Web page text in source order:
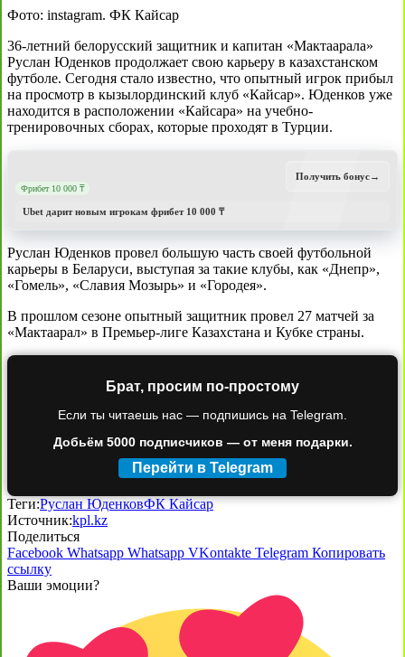
Фото: instagram. ФК Кайсар
36-летний белорусский защитник и капитан «Мактаарала»
Руслан Юденков продолжает свою карьеру в казахстанском
футболе. Сегодня стало известно, что опытный игрок прибыл
на просмотр в кызылординский клуб «Кайсар». Юденков уже
находится в расположении «Кайсара» на учебно-
тренировочных сборах, которые проходят в Турции.
Фрибет 10 000 ₸
Ubet дарит новым игрокам фрибет 10 000 ₸
Получить бонус→
Руслан Юденков провел большую часть своей футбольной
карьеры в Беларуси, выступая за такие клубы, как «Днепр»,
«Гомель», «Славия Мозырь» и «Городея».
В прошлом сезоне опытный защитник провел 27 матчей за
«Мактаарал» в Премьер-лиге Казахстана и Кубке страны.
Брат, просим по-простому
Если ты читаешь нас — подпишись на Telegram.
Добьём 5000 подписчиков — от меня подарки.
Перейти в Telegram
Теги:Руслан ЮденковФК Кайсар
Источник:kpl.kz
Поделиться
Facebook Whatsapp Whatsapp VKontakte Telegram Копировать
ссылку
Ваши эмоции?